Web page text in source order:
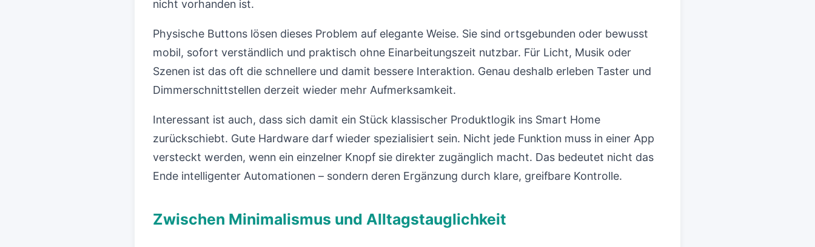
nicht vorhanden ist.
Physische Buttons lösen dieses Problem auf elegante Weise. Sie sind ortsgebunden oder bewusst
mobil, sofort verständlich und praktisch ohne Einarbeitungszeit nutzbar. Für Licht, Musik oder
Szenen ist das oft die schnellere und damit bessere Interaktion. Genau deshalb erleben Taster und
Dimmerschnittstellen derzeit wieder mehr Aufmerksamkeit.
Interessant ist auch, dass sich damit ein Stück klassischer Produktlogik ins Smart Home
zurückschiebt. Gute Hardware darf wieder spezialisiert sein. Nicht jede Funktion muss in einer App
versteckt werden, wenn ein einzelner Knopf sie direkter zugänglich macht. Das bedeutet nicht das
Ende intelligenter Automationen – sondern deren Ergänzung durch klare, greifbare Kontrolle.
Zwischen Minimalismus und Alltagstauglichkeit